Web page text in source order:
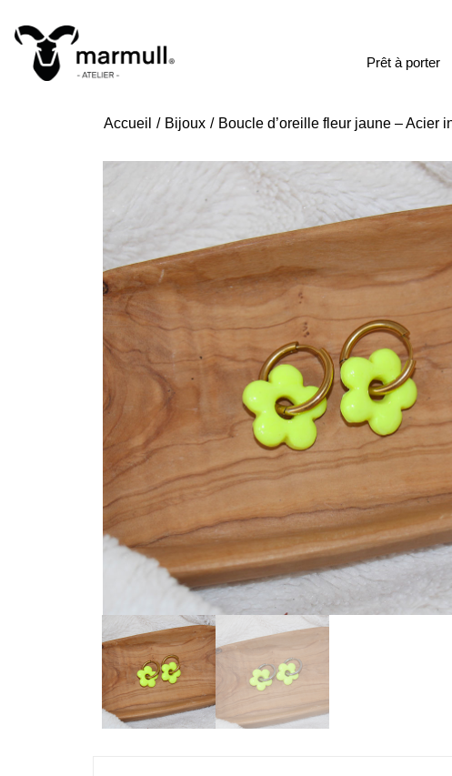
Prêt à porter
Vous êtes ici :
Accueil Bijoux Boucle d’oreille fleur jaune – Acier